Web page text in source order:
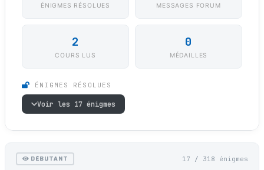
ÉNIGMES RÉSOLUES MESSAGES FORUM
2
COURS LUS
0
MÉDAILLES
ÉNIGMES RÉSOLUES
Voir les 17 énigmes
DÉBUTANT 17 / 318 énigmes